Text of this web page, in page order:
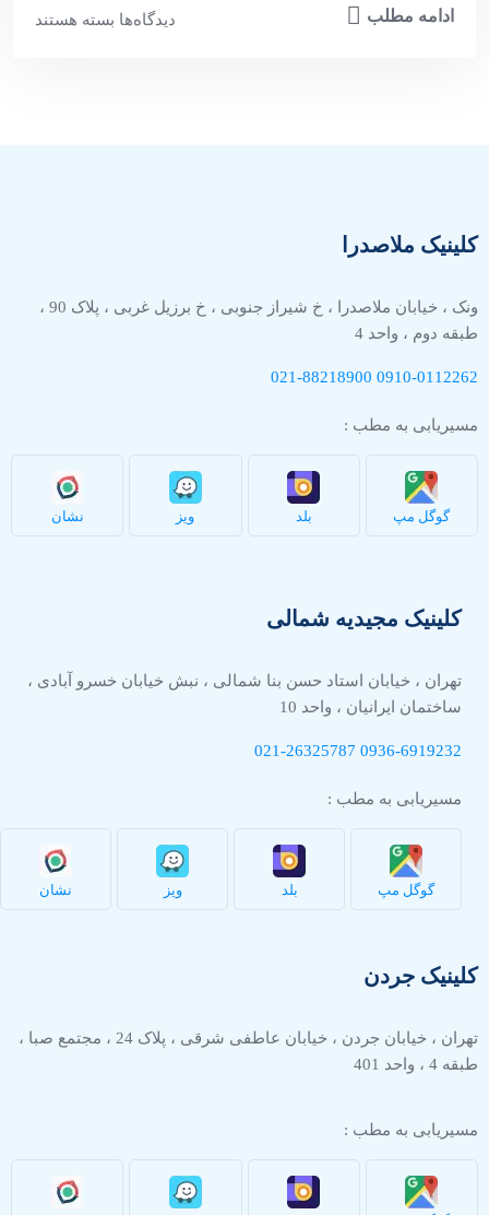
ادامه مطلب دیدگاه‌ها بسته هستند
کلینیک ملاصدرا
ونک ، خیابان ملاصدرا ، خ شیراز جنوبی ، خ برزیل غربی ، پلاک 90 ،
طبقه دوم ، واحد 4
0910-0112262
021-88218900
مسیریابی به مطب :
گوگل مپ بلد ویز نشان
کلینیک مجیدیه شمالی
تهران ، خیابان استاد حسن بنا شمالی ، نبش خیابان خسرو آبادی ،
ساختمان ایرانیان ، واحد 10
0936-6919232
021-26325787
مسیریابی به مطب :
گوگل مپ بلد ویز نشان
کلینیک جردن
تهران ، خیابان جردن ، خیابان عاطفی شرقی ، پلاک 24 ، مجتمع صبا ،
طبقه 4 ، واحد 401
مسیریابی به مطب :